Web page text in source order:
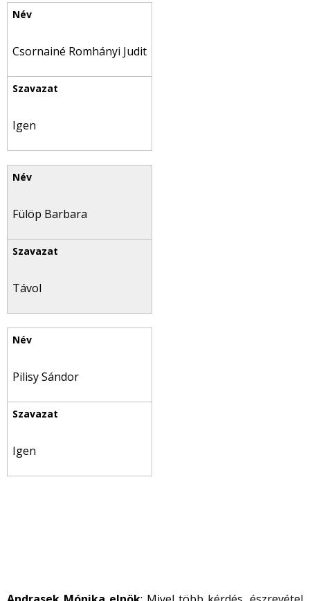
Csornainé Romhányi Judit
Igen
Fülöp Barbara
Távol
Pilisy Sándor
Igen